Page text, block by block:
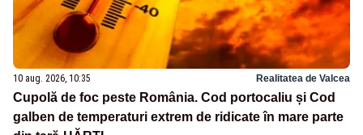
10 aug. 2026, 10:35 Realitatea de Valcea
Cupolă de foc peste România. Cod portocaliu și Cod
galben de temperaturi extrem de ridicate în mare parte